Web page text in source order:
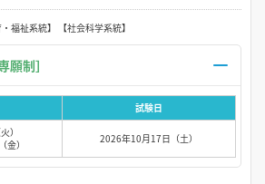
福祉系統】 【社会科学系統】
試験日
）
）
2026年10月17日（土）